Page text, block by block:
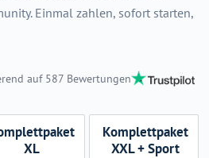
Einmal zahlen, sofort starten,
auf 587 Bewertungen
XL
Komplettpaket
XXL + Sport